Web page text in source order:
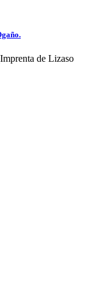
de Lizaso